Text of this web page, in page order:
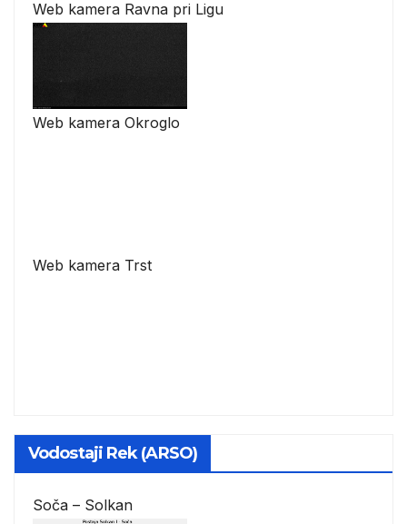
Web kamera Ravna pri Ligu
Web kamera Okroglo
Web kamera Trst
Vodostaji Rek (ARSO)
Soča – Solkan